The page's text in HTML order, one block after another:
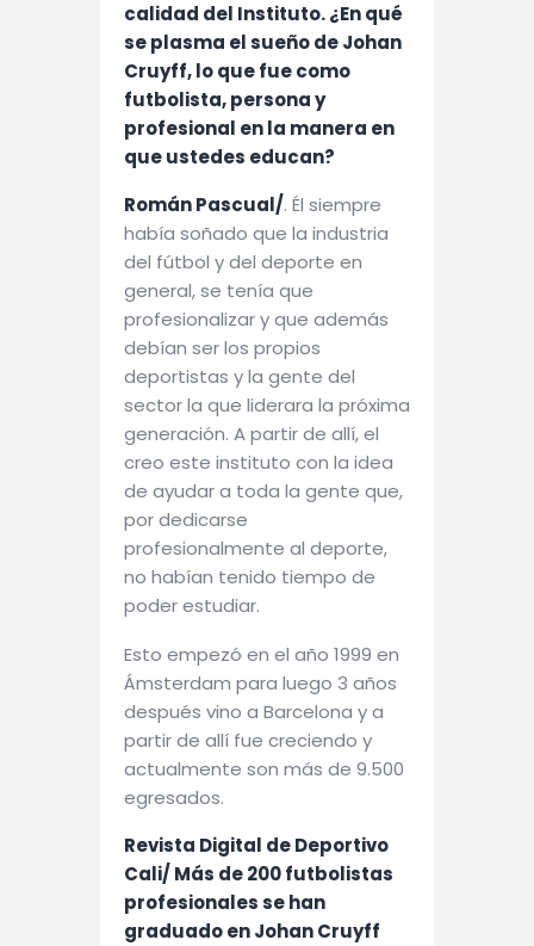
calidad del Instituto. ¿En qué
se plasma el sueño de Johan
Cruyff, lo que fue como
futbolista, persona y
profesional en la manera en
que ustedes educan?
Román Pascual/. Él siempre
había soñado que la industria
del fútbol y del deporte en
general, se tenía que
profesionalizar y que además
debían ser los propios
deportistas y la gente del
sector la que liderara la próxima
generación. A partir de allí, el
creo este instituto con la idea
de ayudar a toda la gente que,
por dedicarse
profesionalmente al deporte,
no habían tenido tiempo de
poder estudiar.
Esto empezó en el año 1999 en
Ámsterdam para luego 3 años
después vino a Barcelona y a
partir de allí fue creciendo y
actualmente son más de 9.500
egresados.
Revista Digital de Deportivo
Cali/ Más de 200 futbolistas
profesionales se han
graduado en Johan Cruyff